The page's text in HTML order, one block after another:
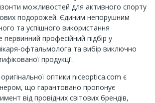
можливостей для активного спорту
подорожей. Єдиним непорушним
та успішного використання
професійний підбір у
офтальмолога та вибір виключно
продукції.
оптики niceoptica.com є
що гарантовано пропонує
від провідних світових брендів,